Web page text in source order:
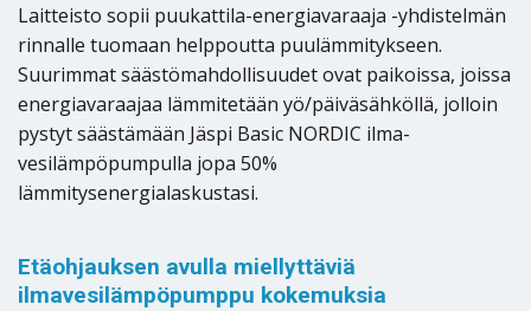
Laitteisto sopii puukattila-energiavaraaja -yhdistelmän
rinnalle tuomaan helppoutta puulämmitykseen.
Suurimmat säästömahdollisuudet ovat paikoissa, joissa
energiavaraajaa lämmitetään yö/päiväsähköllä, jolloin
pystyt säästämään Jäspi Basic NORDIC ilma-
vesilämpöpumpulla jopa 50%
lämmitysenergialaskustasi.
Etäohjauksen avulla miellyttäviä
ilmavesilämpöpumppu kokemuksia